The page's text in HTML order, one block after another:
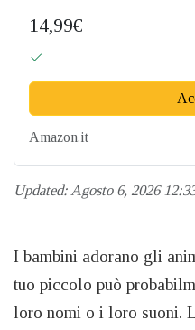
14,99€
Amazon.it
Updated:Agosto 6, 2026
I bambini adorano gli
tuo piccolo può
loro nomi o i loro suoni.